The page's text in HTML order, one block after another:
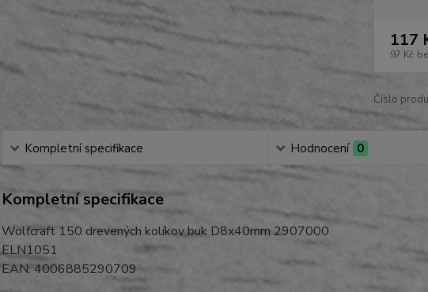
117
97 Kč
Číslo
Kompletní specifikace Hodnocení 0
Kompletní specifikace
Wolfcraft 150 drevených kolíkov buk D8x40mm 2907000
ELN1051
EAN: 4006885290709